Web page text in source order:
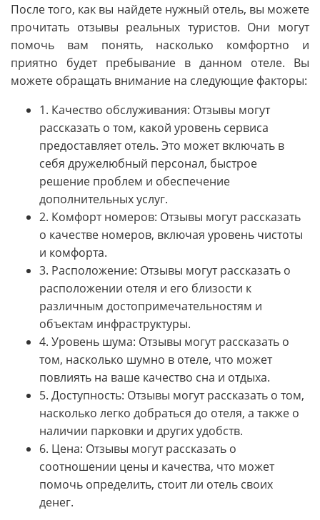
После того, как вы найдете нужный отель, вы можете
прочитать отзывы реальных туристов. Они могут
помочь вам понять, насколько комфортно и
приятно будет пребывание в данном отеле. Вы
можете обращать внимание на следующие факторы:
1. Качество обслуживания: Отзывы могут
рассказать о том, какой уровень сервиса
предоставляет отель. Это может включать в
себя дружелюбный персонал, быстрое
решение проблем и обеспечение
дополнительных услуг.
2. Комфорт номеров: Отзывы могут рассказать
о качестве номеров, включая уровень чистоты
и комфорта.
3. Расположение: Отзывы могут рассказать о
расположении отеля и его близости к
различным достопримечательностям и
объектам инфраструктуры.
4. Уровень шума: Отзывы могут рассказать о
том, насколько шумно в отеле, что может
повлиять на ваше качество сна и отдыха.
5. Доступность: Отзывы могут рассказать о том,
насколько легко добраться до отеля, а также о
наличии парковки и других удобств.
6. Цена: Отзывы могут рассказать о
соотношении цены и качества, что может
помочь определить, стоит ли отель своих
денег.